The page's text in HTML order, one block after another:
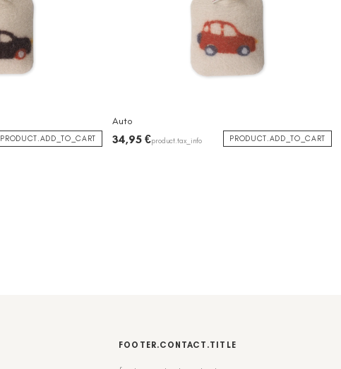
PRODUCT.ADD_TO_CART
Auto
34,95 €product.tax_info PRODUCT.ADD_TO_CART
FOOTER.CONTACT.TITLE